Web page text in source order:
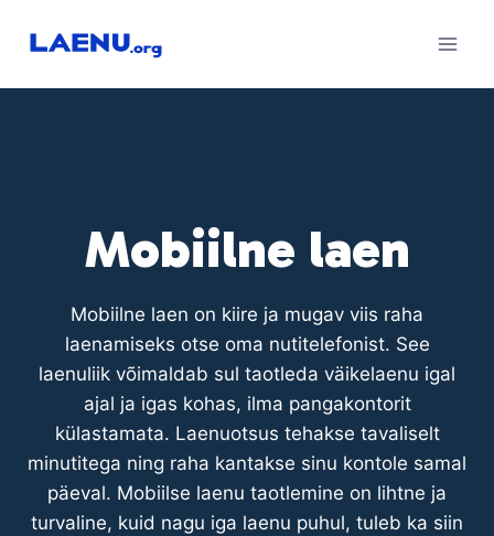
Mobiilne laen
Mobiilne laen on kiire ja mugav viis raha
laenamiseks otse oma nutitelefonist. See
laenuliik võimaldab sul taotleda väikelaenu igal
ajal ja igas kohas, ilma pangakontorit
külastamata. Laenuotsus tehakse tavaliselt
minutitega ning raha kantakse sinu kontole samal
päeval. Mobiilse laenu taotlemine on lihtne ja
turvaline, kuid nagu iga laenu puhul, tuleb ka siin